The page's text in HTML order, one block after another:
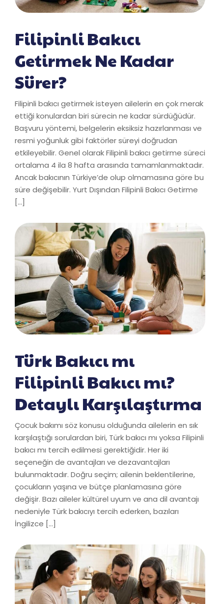
Filipinli Bakıcı
Getirmek Ne Kadar
Sürer?
Filipinli bakıcı getirmek isteyen ailelerin en çok merak
ettiği konulardan biri sürecin ne kadar sürdüğüdür.
Başvuru yöntemi, belgelerin eksiksiz hazırlanması ve
resmi yoğunluk gibi faktörler süreyi doğrudan
etkileyebilir. Genel olarak Filipinli bakıcı getirme süreci
ortalama 4 ila 8 hafta arasında tamamlanmaktadır.
Ancak bakıcının Türkiye’de olup olmamasına göre bu
süre değişebilir. Yurt Dışından Filipinli Bakıcı Getirme
[…]
Türk Bakıcı mı
Filipinli Bakıcı mı?
Detaylı Karşılaştırma
Çocuk bakımı söz konusu olduğunda ailelerin en sık
karşılaştığı sorulardan biri, Türk bakıcı mı yoksa Filipinli
bakıcı mı tercih edilmesi gerektiğidir. Her iki
seçeneğin de avantajları ve dezavantajları
bulunmaktadır. Doğru seçim; ailenin beklentilerine,
çocukların yaşına ve bütçe planlamasına göre
değişir. Bazı aileler kültürel uyum ve ana dil avantajı
nedeniyle Türk bakıcıyı tercih ederken, bazıları
İngilizce […]